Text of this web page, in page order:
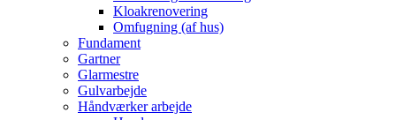
Kloakrenovering
Omfugning (af hus)
Fundament
Gartner
Glarmestre
Gulvarbejde
Håndværker arbejde